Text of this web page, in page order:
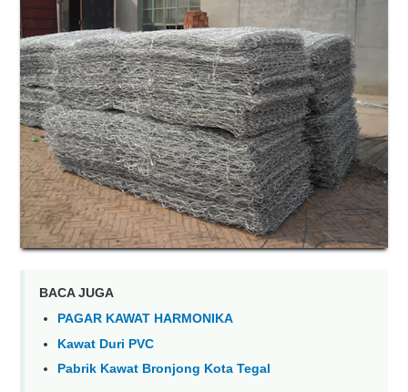
BACA JUGA
PAGAR KAWAT HARMONIKA
Kawat Duri PVC
Pabrik Kawat Bronjong Kota Tegal